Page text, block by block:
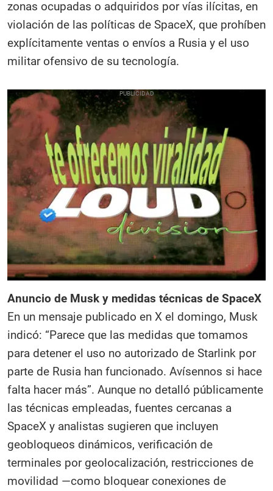
zonas ocupadas o adquiridos por vías ilícitas, en
violación de las políticas de SpaceX, que prohíben
explícitamente ventas o envíos a Rusia y el uso
militar ofensivo de su tecnología.
Anuncio de Musk y medidas técnicas de SpaceX
En un mensaje publicado en X el domingo, Musk
indicó: “Parece que las medidas que tomamos
para detener el uso no autorizado de Starlink por
parte de Rusia han funcionado. Avísennos si hace
falta hacer más”. Aunque no detalló públicamente
las técnicas empleadas, fuentes cercanas a
SpaceX y analistas sugieren que incluyen
geobloqueos dinámicos, verificación de
terminales por geolocalización, restricciones de
movilidad —como bloquear conexiones de